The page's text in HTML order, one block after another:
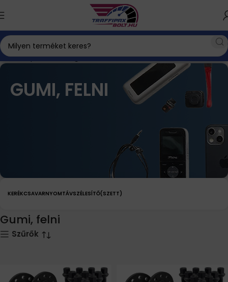
Kezdőlap Autós kiegészítők Gumi, felni
GUMI, FELNI
KERÉKCSAVARNYOMTÁVSZÉLESÍTŐ(SZETT)
Gumi, felni
Szűrők